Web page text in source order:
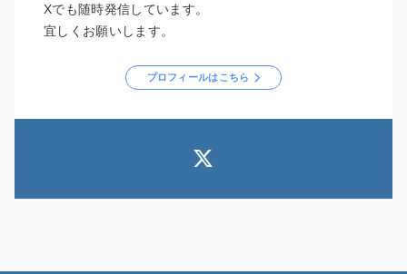
Xでも随時発信しています。
宜しくお願いします。
プロフィールはこちら